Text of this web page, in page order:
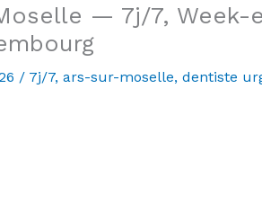
— 7j/7, Week-
/ 7j/7, ars-sur-moselle, dentiste